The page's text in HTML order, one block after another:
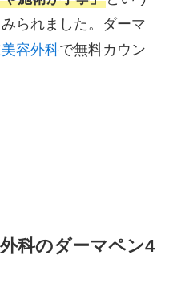
られました。ダーマ
容外科で無料カウン
科のダーマペン4